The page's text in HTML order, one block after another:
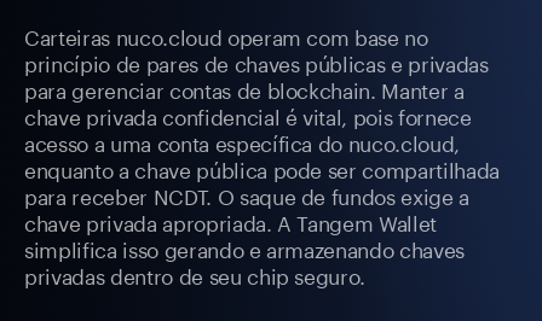
Carteiras nuco.cloud operam com base no
princípio de pares de chaves públicas e privadas
para gerenciar contas de blockchain. Manter a
chave privada confidencial é vital, pois fornece
acesso a uma conta específica do nuco.cloud,
enquanto a chave pública pode ser compartilhada
para receber NCDT. O saque de fundos exige a
chave privada apropriada. A Tangem Wallet
simplifica isso gerando e armazenando chaves
privadas dentro de seu chip seguro.